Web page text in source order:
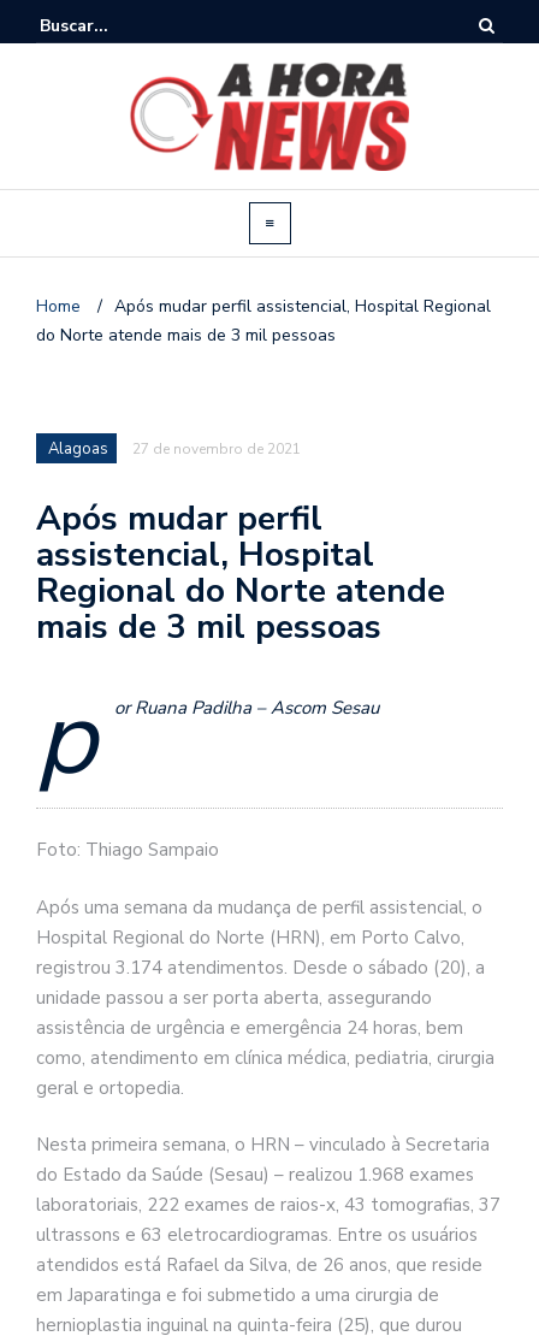
Home / Após mudar perfil assistencial, Hospital Regional
do Norte atende mais de 3 mil pessoas
Alagoas 27 de novembro de 2021
Após mudar perfil
assistencial, Hospital
Regional do Norte atende
mais de 3 mil pessoas
p or Ruana Padilha – Ascom Sesau
Foto: Thiago Sampaio
Após uma semana da mudança de perfil assistencial, o
Hospital Regional do Norte (HRN), em Porto Calvo,
registrou 3.174 atendimentos. Desde o sábado (20), a
unidade passou a ser porta aberta, assegurando
assistência de urgência e emergência 24 horas, bem
como, atendimento em clínica médica, pediatria, cirurgia
geral e ortopedia.
Nesta primeira semana, o HRN – vinculado à Secretaria
do Estado da Saúde (Sesau) – realizou 1.968 exames
laboratoriais, 222 exames de raios-x, 43 tomografias, 37
ultrassons e 63 eletrocardiogramas. Entre os usuários
atendidos está Rafael da Silva, de 26 anos, que reside
em Japaratinga e foi submetido a uma cirurgia de
hernioplastia inguinal na quinta-feira (25), que durou